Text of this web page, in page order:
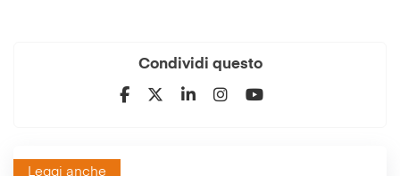
Condividi questo
Leggi anche